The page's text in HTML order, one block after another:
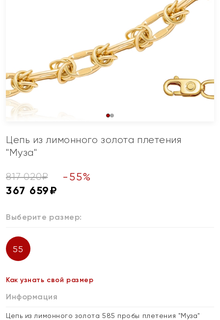
Цепь из лимонного золота плетения
"Муза"
817 020₽ - 55%
367 659₽
Выберите размер:
55
Как узнать свой размер
Информация
Цепь из лимонного золота 585 пробы плетения "Муза"